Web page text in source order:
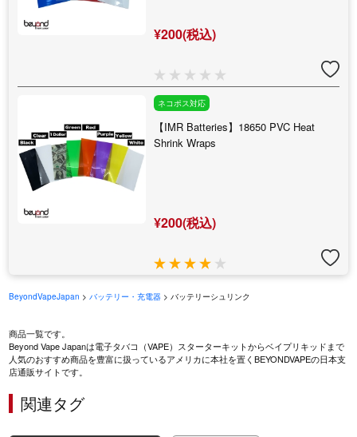
¥200(税込)
ネコポス対応
【IMR Batteries】18650 PVC Heat
Shrink Wraps
¥200(税込)
BeyondVapeJapan >バッテリー・充電器 > バッテリーシュリンク
商品一覧です。
Beyond Vape Japanは電子タバコ（VAPE）スターターキットからベイプリキッドまで
人気のおすすめ商品を豊富に扱っているアメリカに本社を置くBEYONDVAPEの日本支
店通販サイトです。
関連タグ